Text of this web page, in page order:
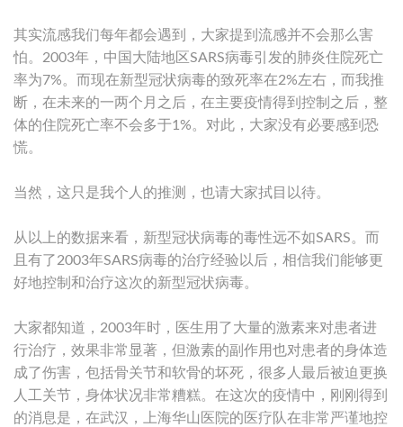
其实流感我们每年都会遇到，大家提到流感并不会那么害
怕。2003年，中国大陆地区SARS病毒引发的肺炎住院死亡
率为7%。而现在新型冠状病毒的致死率在2%左右，而我推
断，在未来的一两个月之后，在主要疫情得到控制之后，整
体的住院死亡率不会多于1%。对此，大家没有必要感到恐
慌。
当然，这只是我个人的推测，也请大家拭目以待。
从以上的数据来看，新型冠状病毒的毒性远不如SARS。而
且有了2003年SARS病毒的治疗经验以后，相信我们能够更
好地控制和治疗这次的新型冠状病毒。
大家都知道，2003年时，医生用了大量的激素来对患者进
行治疗，效果非常显著，但激素的副作用也对患者的身体造
成了伤害，包括骨关节和软骨的坏死，很多人最后被迫更换
人工关节，身体状况非常糟糕。在这次的疫情中，刚刚得到
的消息是，在武汉，上海华山医院的医疗队在非常严谨地控